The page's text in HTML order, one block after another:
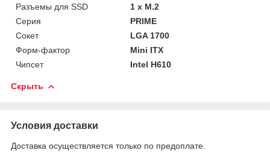
Разъемы для SSD
1 x M.2
Серия
PRIME
Сокет
LGA 1700
Форм-фактор
Mini ITX
Чипсет
Intel H610
Скрыть
Условия доставки
Доставка осуществляется только по предоплате.